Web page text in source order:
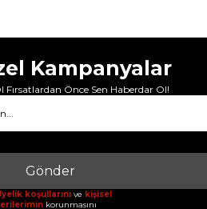
Kampanyalar
Fırsatlardan Önce Sen Haberdar Ol!
Gönder
koşullarını ve kişisel
korunmasını